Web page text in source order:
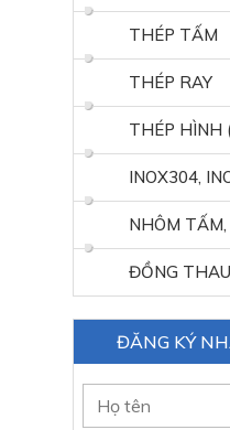
THÉP TẤM
THÉP RAY
THÉP HÌNH
INOX304,
NHÔM
ĐỒNG
ĐĂNG KÝ